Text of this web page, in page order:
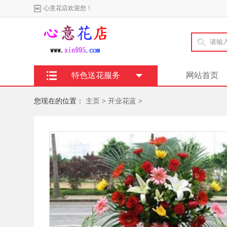
心意花店欢迎您！
网站首页
特色送花服务
您现在的位置： 主页 > 开业花蓝 >